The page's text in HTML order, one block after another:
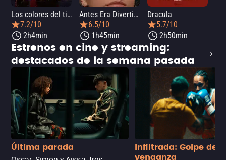
Los colores del tiempo
7.2/10
2h4min
Antes Era Divertida
6.5/10
1h45min
Dracula
5.7/10
2h50min
Estrenos en cine y streaming:
destacados de la semana pasada
Última parada Infiltrada: Golpe de